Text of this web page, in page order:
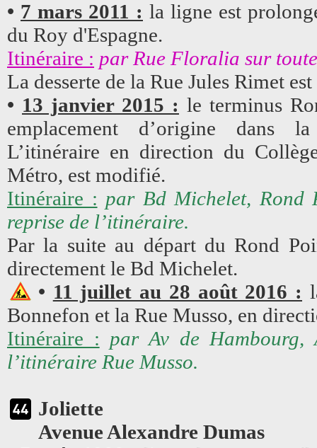
• 7 mars 2011 : la ligne est
du Roy d'Espagne.
Itinéraire : par Rue Floralia sur
La desserte de la Rue Jules Rimet
• 13 janvier 2015 : le terminus
emplacement d’origine dans
L’itinéraire en direction du
Métro, est modifié.
Itinéraire : par Bd Michelet, Rond
reprise de l’itinéraire.
Par la suite au départ du Rond
directement le Bd Michelet.
• 11 juillet au 28 août 2016 :
Bonnefon et la Rue Musso, en
Itinéraire : par Av de Hambourg,
l’itinéraire Rue Musso.
Joliette
Avenue Alexandre Dumas